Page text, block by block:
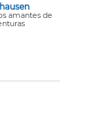
amantes de